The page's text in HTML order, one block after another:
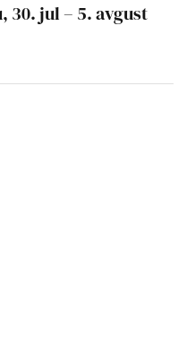
30. jul – 5. avgust